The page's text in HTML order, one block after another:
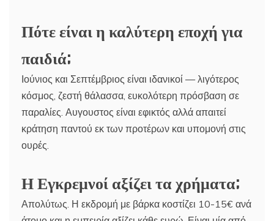
Πότε είναι η καλύτερη εποχή για
παιδιά;
Ιούνιος και Σεπτέμβριος είναι ιδανικοί — λιγότερος
κόσμος, ζεστή θάλασσα, ευκολότερη πρόσβαση σε
παραλίες. Αυγουστος είναι εφικτός αλλά απαιτεί
κράτηση παντού εκ των προτέρων και υπομονή στις
ουρές.
Η Εγκρεμνοί αξίζει τα χρήματα;
Απολύτως. Η εκδρομή με βάρκα κοστίζει 10-15€ ανά